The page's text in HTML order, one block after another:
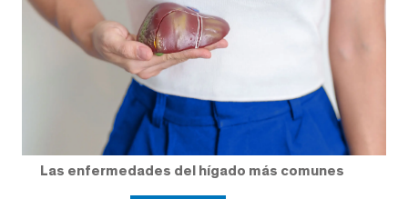
Las enfermedades del hígado más comunes